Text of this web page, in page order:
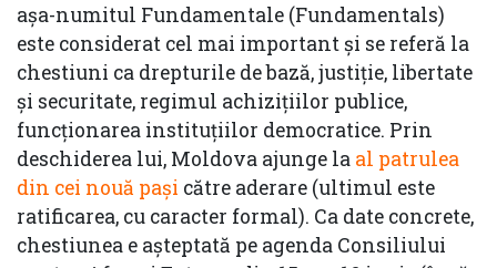
așa-numitul Fundamentale (Fundamentals)
este considerat cel mai important și se referă la
chestiuni ca drepturile de bază, justiție, libertate
și securitate, regimul achizițiilor publice,
funcționarea instituțiilor democratice. Prin
deschiderea lui, Moldova ajunge la al patrulea
din cei nouă pași către aderare (ultimul este
ratificarea, cu caracter formal). Ca date concrete,
chestiunea e așteptată pe agenda Consiliului